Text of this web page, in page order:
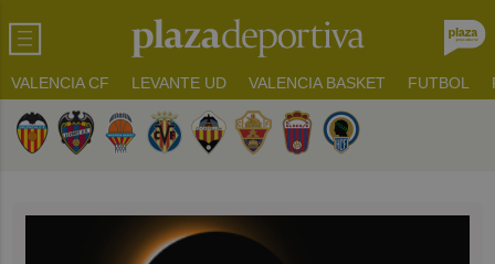
VALENCIA CF LEVANTE UD VALENCIA BASKET FUTBOL